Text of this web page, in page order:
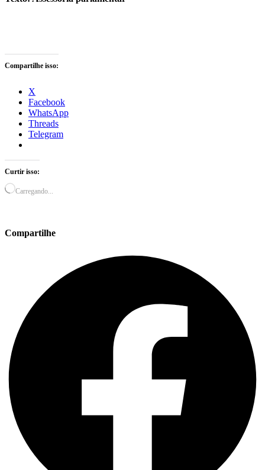
Compartilhe isso:
X
Facebook
WhatsApp
Threads
Telegram
Curtir isso:
Carregando...
Compartilhe